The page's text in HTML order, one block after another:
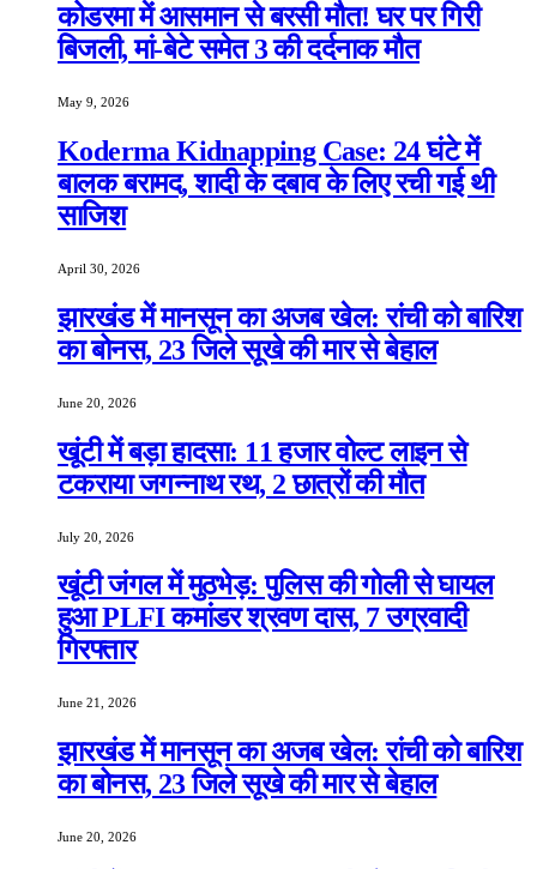
कोडरमा में आसमान से बरसी मौत! घर पर गिरी
बिजली, मां-बेटे समेत 3 की दर्दनाक मौत
May 9, 2026
Koderma Kidnapping Case: 24 घंटे में
बालक बरामद, शादी के दबाव के लिए रची गई थी
साजिश
April 30, 2026
झारखंड में मानसून का अजब खेल: रांची को बारिश
का बोनस, 23 जिले सूखे की मार से बेहाल
June 20, 2026
खूंटी में बड़ा हादसा: 11 हजार वोल्ट लाइन से
टकराया जगन्नाथ रथ, 2 छात्रों की मौत
July 20, 2026
खूंटी जंगल में मुठभेड़: पुलिस की गोली से घायल
हुआ PLFI कमांडर श्रवण दास, 7 उग्रवादी
गिरफ्तार
June 21, 2026
झारखंड में मानसून का अजब खेल: रांची को बारिश
का बोनस, 23 जिले सूखे की मार से बेहाल
June 20, 2026